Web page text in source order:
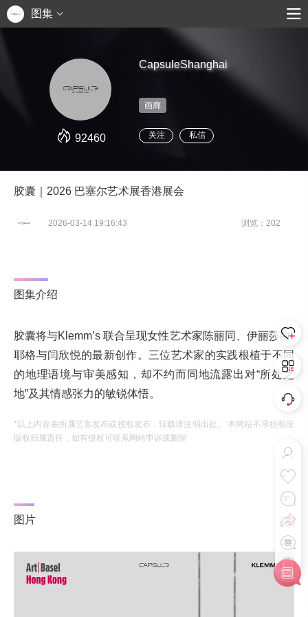
图集
92460
CapsuleShanghai
画廊
关注 私信
胶囊｜2026 巴塞尔艺术展香港展会
2026-03-14 19:16:43 浏览：202
图集介绍
胶囊将与Klemm’s 联合呈现女性艺术家陈丽同、伊丽莎白·
耶格与闫欣悦的最新创作。三位艺术家的实践根植于不同
的地理语境与审美感知，却不约而同地流露出对“所处之
地”及其情感张力的敏锐体悟。
*以上内容由所属艺客发布或授权发布，转载请注明出处。 本网站不承担相应
版权归属责任，如有侵权可联系网站申诉或删除
图片